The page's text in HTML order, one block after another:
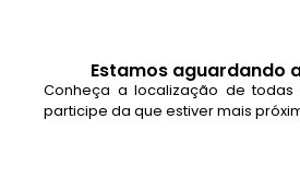
Estamos aguardando
Conheça a localização de
participe da que estiver mais